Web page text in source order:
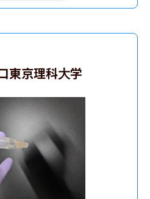
東京理科大学